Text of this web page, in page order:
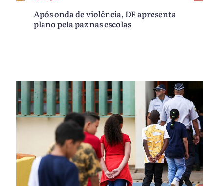
Após onda de violência, DF apresenta
plano pela paz nas escolas